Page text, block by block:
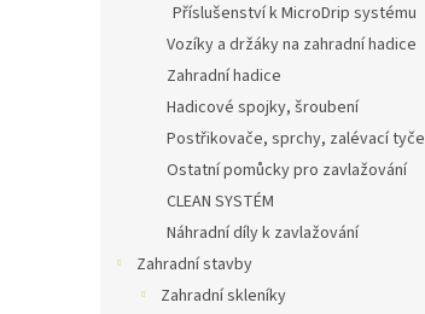
Příslušenství k MicroDrip systému
Vozíky a držáky na zahradní hadice
Zahradní hadice
Hadicové spojky, šroubení
Postřikovače, sprchy, zalévací tyče
Ostatní pomůcky pro zavlažování
CLEAN SYSTÉM
Náhradní díly k zavlažování
Zahradní stavby
Zahradní skleníky